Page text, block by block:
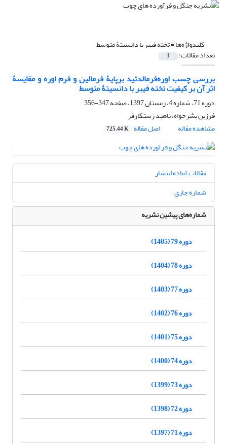
کلیدواژه‌ها =تخته فیبر با دانسیتۀ متوسط
تعداد مقالات: 1
بررسی چسب اوره‌فرمالدئید برپایۀ فرمالین و فرم اوره و مقایسۀ
اثر آن بر کیفیت تخته فیبر با دانسیتۀ متوسط
دوره 71، شماره 4، زمستان 1397، صفحه
347-356
فرزین بشرخواه، ناهید رستگارفر
مشاهده مقاله
اصل مقاله 725.44 K
مقالات آماده انتشار
شماره جاری
شماره‌های پیشین نشریه
دوره 79 (1405)
دوره 78 (1404)
دوره 77 (1403)
دوره 76 (1402)
دوره 75 (1401)
دوره 74 (1400)
دوره 73 (1399)
دوره 72 (1398)
دوره 71 (1397)